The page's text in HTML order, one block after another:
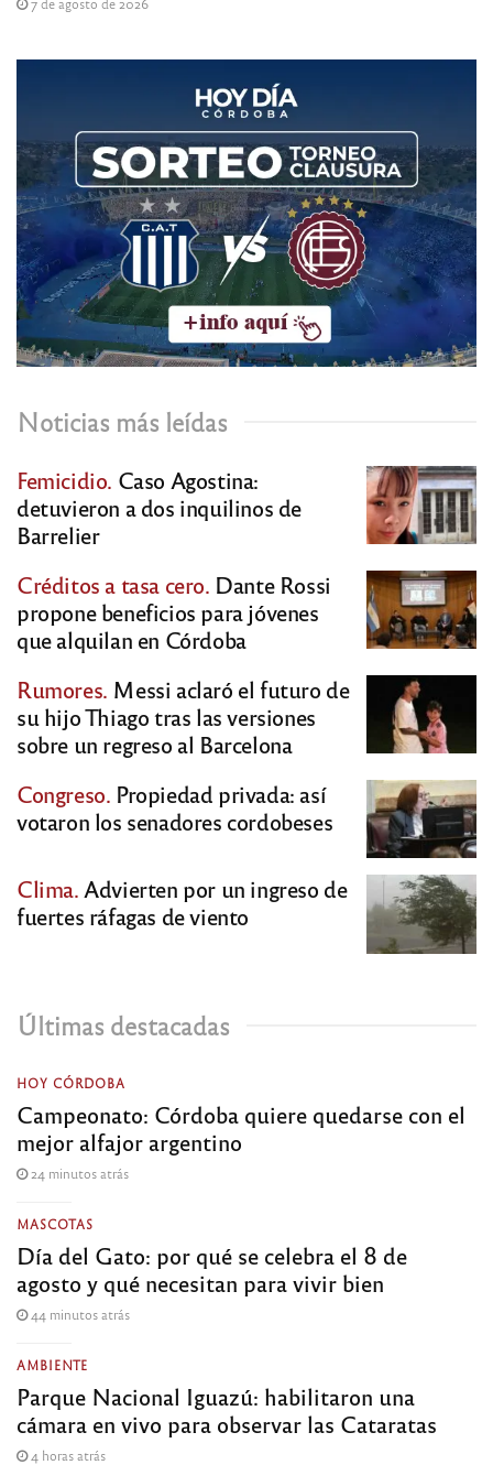
7 de agosto de 2026
Noticias más leídas
Femicidio. Caso Agostina:
detuvieron a dos inquilinos de
Barrelier
Créditos a tasa cero. Dante Rossi
propone beneficios para jóvenes
que alquilan en Córdoba
Rumores. Messi aclaró el futuro de
su hijo Thiago tras las versiones
sobre un regreso al Barcelona
Congreso. Propiedad privada: así
votaron los senadores cordobeses
Clima. Advierten por un ingreso de
fuertes ráfagas de viento
Últimas destacadas
HOY CÓRDOBA
Campeonato: Córdoba quiere quedarse con el
mejor alfajor argentino
24 minutos atrás
MASCOTAS
Día del Gato: por qué se celebra el 8 de
agosto y qué necesitan para vivir bien
44 minutos atrás
AMBIENTE
Parque Nacional Iguazú: habilitaron una
cámara en vivo para observar las Cataratas
4 horas atrás